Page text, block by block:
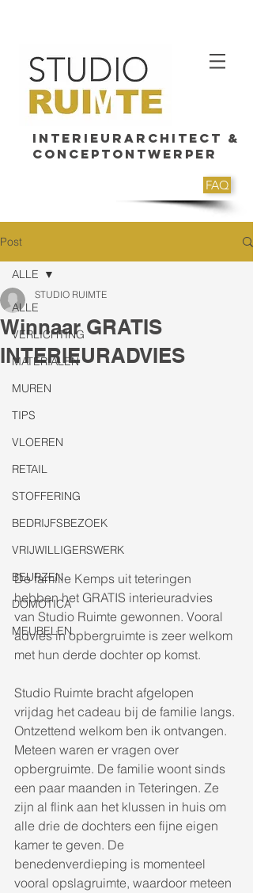
Interieurarchitect &
Conceptontwerper
FAQ
Post
ALLE
VERLICHTING
MATERIALEN
MUREN
TIPS
VLOEREN
RETAIL
STOFFERING
BEDRIJFSBEZOEK
VRIJWILLIGERSWERK
BEURZEN
DOMOTICA
MEUBELEN
ALLE
Winnaar GRATIS
INTERIEURADVIES
STUDIO RUIMTE
De familie Kemps uit teteringen
hebben het GRATIS interieuradvies
van Studio Ruimte gewonnen. Vooral
advies in opbergruimte is zeer welkom
met hun derde dochter op komst.
Studio Ruimte bracht afgelopen
vrijdag het cadeau bij de familie langs.
Ontzettend welkom ben ik ontvangen.
Meteen waren er vragen over
opbergruimte. De familie woont sinds
een paar maanden in Teteringen. Ze
zijn al flink aan het klussen in huis om
alle drie de dochters een fijne eigen
kamer te geven. De
benedenverdieping is momenteel
vooral opslagruimte, waardoor meteen